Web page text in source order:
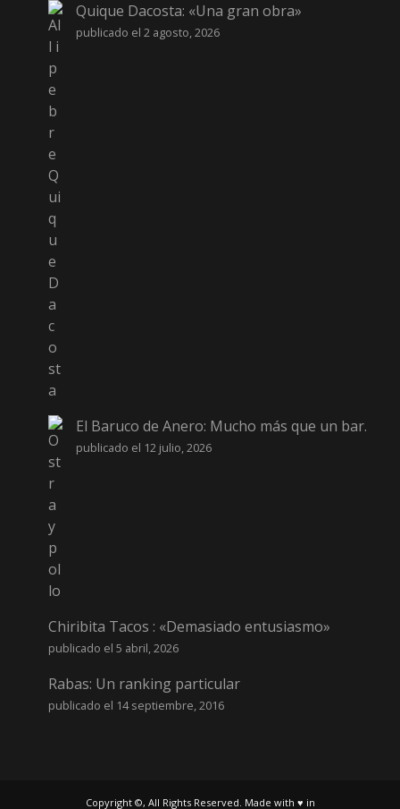
Quique Dacosta: «Una gran obra»
publicado el 2 agosto, 2026
El Baruco de Anero: Mucho más que un bar.
publicado el 12 julio, 2026
Chiribita Tacos : «Demasiado entusiasmo»
publicado el 5 abril, 2026
Rabas: Un ranking particular
publicado el 14 septiembre, 2016
Copyright ©, All Rights Reserved. Made with ♥ in